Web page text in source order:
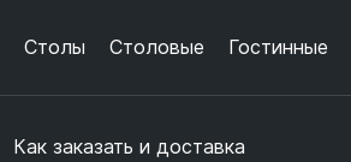
Столы Столовые Гостинные
Как заказать и доставка